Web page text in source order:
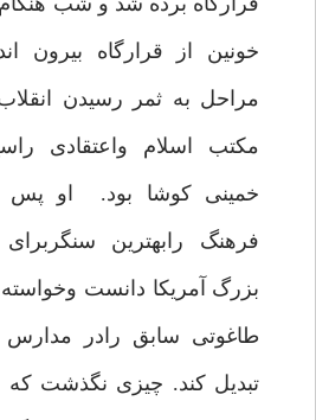
خونین از قرارگاه بیرون
مراحل به ثمر رسیدن
مکتب اسلام واعتقادی
خمینی کوشا بود. او پس
فرهنگ رابهترین
بزرگ آمریکا دانست
طاغوتی سابق رادر
تبدیل کند. چیزی نگذشت